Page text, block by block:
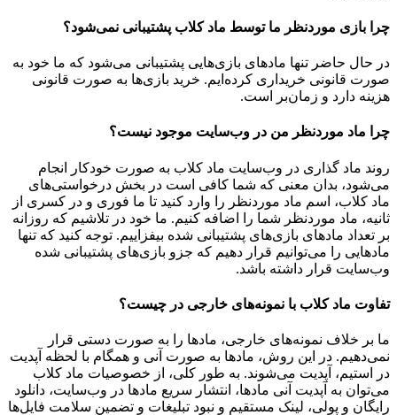
چرا بازی موردنظر ما توسط ماد کلاب پشتیبانی نمی‌شود؟
در حال حاضر تنها مادهای بازی‌هایی پشتیبانی می‌شود که ما خود به
صورت قانونی خریداری کرده‌ایم. خرید بازی‌ها به صورت قانونی
هزینه دارد و زمان‌بر است.
چرا ماد موردنظر من در وب‌سایت موجود نیست؟
روند ماد گذاری در وب‌سایت ماد کلاب به صورت خودکار انجام
می‌شود، بدان معنی که شما کافی است در بخش درخواستی‌های
ماد کلاب، اسم ماد موردنظر را وارد کنید تا ما فوری و در کسری از
ثانیه، ماد موردنظر شما را اضافه کنیم. ما خود در تلاشیم که روزانه
بر تعداد مادهای بازی‌های پشتیبانی شده بیفزاییم. توجه کنید که تنها
مادهایی را می‌توانیم قرار دهیم که جزو بازی‌های پشتیبانی شده
وب‌سایت قرار داشته باشد.
تفاوت ماد کلاب با نمونه‌های خارجی در چیست؟
ما بر خلاف نمونه‌های خارجی، مادها را به صورت دستی قرار
نمی‌دهیم. در این روش، مادها به صورت آنی و همگام با لحظه آپدیت
در استیم، آپدیت می‌شوند. به طور کلی، از خصوصیات ماد کلاب
می‌‌توان به آپدیت آنی مادها، انتشار سریع مادها در وب‌سایت، دانلود
رایگان و پولی، لینک مستقیم و نبود تبلیغات و تضمین سلامت فایل‌ها